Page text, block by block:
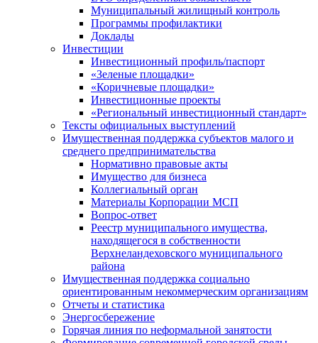
Муниципальный жилищный контроль
Программы профилактики
Доклады
Инвестиции
Инвестиционный профиль/паспорт
«Зеленые площадки»
«Коричневые площадки»
Инвестиционные проекты
«Региональный инвестиционный стандарт»
Тексты официальных выступлений
Имущественная поддержка субъектов малого и
среднего предпринимательства
Нормативно правовые акты
Имущество для бизнеса
Коллегиальный орган
Материалы Корпорации МСП
Вопрос-ответ
Реестр муниципального имущества,
находящегося в собственности
Верхнеландеховского муниципального
района
Имущественная поддержка социально
ориентированным некоммерческим организациям
Отчеты и статистика
Энергосбережение
Горячая линия по неформальной занятости